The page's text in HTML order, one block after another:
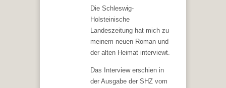
Die Schleswig-
Holsteinische
Landeszeitung hat mich zu
meinem neuen Roman und
der alten Heimat interviewt.
Das Interview erschien in
der Ausgabe der SHZ vom